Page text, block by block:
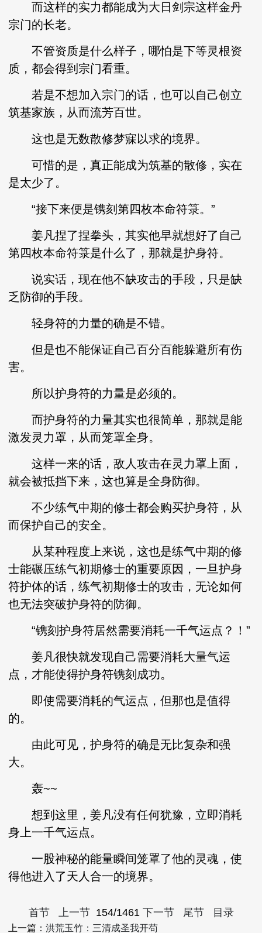
而这样的实力都能成为大日剑宗这样金丹
宗门的长老。
不管资质是什么样子，哪怕是下等灵根资
质，都会得到宗门看重。
若是不想加入宗门的话，也可以自己创立
筑基家族，从而流芳百世。
这也是无数散修梦寐以求的境界。
可惜的是，真正能成为筑基的散修，实在
是太少了。
“接下来便是镌刻第四枚本命符箓。”
姜凡捏了捏拳头，其实他早就想好了自己
第四枚本命符箓是什么了，那就是护身符。
说实话，现在他不缺攻击的手段，只是缺
乏防御的手段。
轻身符的力量的确是不错。
但是也不能保证自己百分百能躲避所有伤
害。
所以护身符的力量是必须的。
而护身符的力量其实也很简单，那就是能
激发灵力罩，从而笼罩全身。
这样一来的话，敌人攻击在灵力罩上面，
就会被抵挡下来，这也算是全身防御。
不少练气中期的修士都会购买护身符，从
而保护自己的安全。
从某种程度上来说，这也是练气中期的修
士能碾压练气初期修士的重要原因，一旦护身
符护体的话，练气初期修士的攻击，无论如何
也无法突破护身符的防御。
“镌刻护身符居然需要消耗一千气运点？！”
姜凡很快就发现自己需要消耗大量气运
点，才能使得护身符镌刻成功。
即使需要消耗的气运点，但那也是值得
的。
由此可见，护身符的确是无比复杂和强
大。
轰~~
想到这里，姜凡没有任何犹豫，立即消耗
身上一千气运点。
一股神秘的能量瞬间笼罩了他的灵魂，使
得他进入了天人合一的境界。
首节 上一节 154/1461 下一节 尾节 目录
上一篇：洪荒玉竹：三清成圣我开苟